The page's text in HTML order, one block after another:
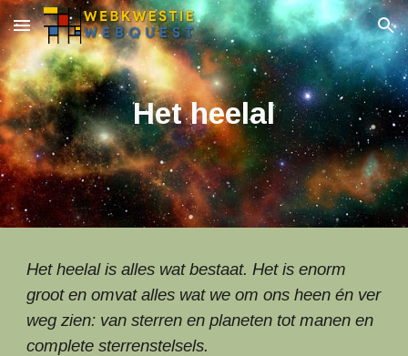
Skip to main content Skip to navigation
Het heelal
Het heelal is alles wat bestaat. Het is enorm
groot en omvat alles wat we om ons heen én ver
weg zien: van sterren en planeten tot manen en
complete sterrenstelsels.